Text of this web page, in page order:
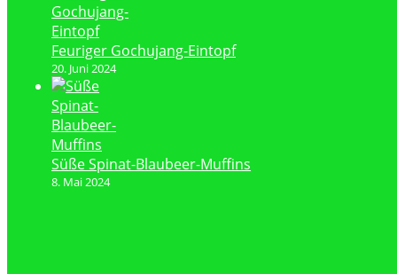
Feuriger Gochujang-Eintopf
20. Juni 2024
Süße Spinat-Blaubeer-Muffins
8. Mai 2024